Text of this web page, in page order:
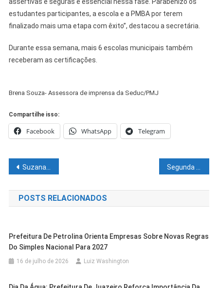
assertivas e seguras é essencial nessa fase. Parabenizo os
estudantes participantes, a escola e a PMBA por terem
finalizado mais uma etapa com êxito”, destacou a secretária.
Durante essa semana, mais 6 escolas municipais também
receberam as certificações.
Brena Souza- Assessora de imprensa da Seduc/PMJ
Compartilhe isso:
Facebook WhatsApp Telegram
Navegação
de
Post
Suzana Ramos é condecorada com Medalha Amigos da Marinha Segunda noite de eliminatórias, Festival Edésio Santos define as 12 canções finalistas
POSTS RELACIONADOS
Prefeitura De Petrolina Orienta Empresas Sobre Novas Regras
Do Simples Nacional Para 2027
16 de julho de 2026 Luiz Washington